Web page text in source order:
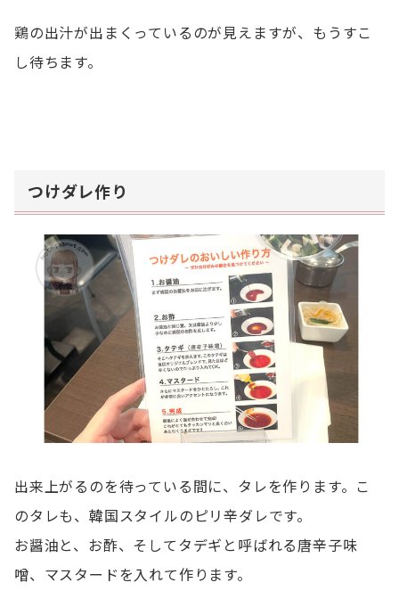
鶏の出汁が出まくっているのが見えますが、もうすこ
し待ちます。
つけダレ作り
出来上がるのを待っている間に、タレを作ります。こ
のタレも、韓国スタイルのピリ辛ダレです。
お醤油と、お酢、そしてタデギと呼ばれる唐辛子味
噌、マスタードを入れて作ります。